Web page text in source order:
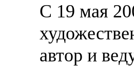
С 19 мая
автор и